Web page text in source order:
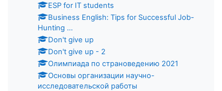
ESP for IT students
Business English: Tips for Successful Job-
Hunting ...
Don't give up
Don't give up - 2
Олимпиада по страноведению 2021
Основы организации научно-
исследовательской работы